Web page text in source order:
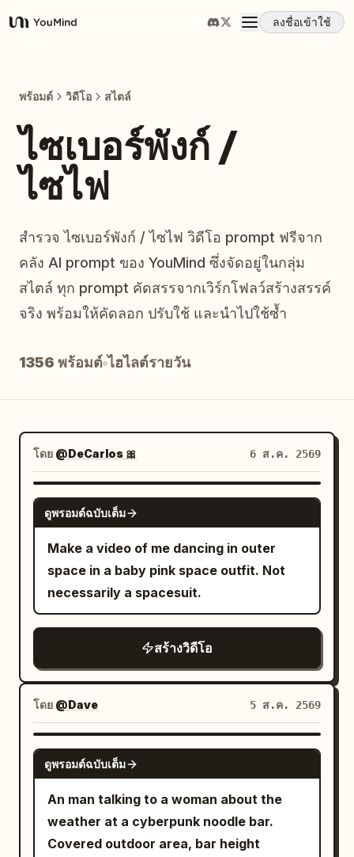
YouMind
ลงชื่อเข้าใช้
กรณีการใช้งาน
ทักษะ
อัปเดต
พร้อมต์ วิดีโอ สไตล์
ไซเบอร์พังก์ /
ไซไฟ
สำรวจ ไซเบอร์พังก์ / ไซไฟ วิดีโอ prompt ฟรีจาก
คลัง AI prompt ของ YouMind ซึ่งจัดอยู่ในกลุ่ม
สไตล์ ทุก prompt คัดสรรจากเวิร์กโฟลว์สร้างสรรค์
จริง พร้อมให้คัดลอก ปรับใช้ และนำไปใช้ซ้ำ
1356 พร้อมต์ ไฮไลต์รายวัน
โดย @DeCarlos 🎀 6 ส.ค. 2569
GROK IMAGINE
ดูพรอมต์ฉบับเต็ม
Make a video of me dancing in outer
space in a baby pink space outfit. Not
necessarily a spacesuit.
สร้างวิดีโอ
โดย @Dave 5 ส.ค. 2569
GROK IMAGINE
ดูพรอมต์ฉบับเต็ม
An man talking to a woman about the
weather at a cyberpunk noodle bar.
Covered outdoor area, bar height